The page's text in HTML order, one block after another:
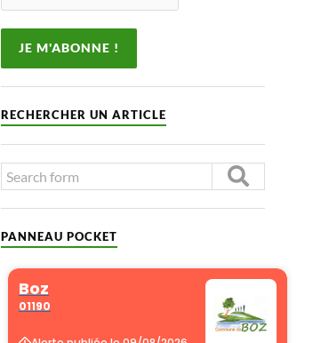
RECHERCHER UN ARTICLE
PANNEAU POCKET